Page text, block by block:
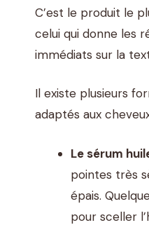
C’est le produit le
celui qui donne les
immédiats sur la
Il existe plusieurs
adaptés aux
Le sérum
pointes très
épais.
pour sceller